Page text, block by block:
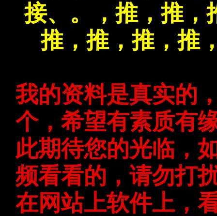
接、。，推，推，
推，推，推，推
我的资料是真实的
个，希望有素质有
此期待您的光临，
频看看的，请勿打
在网站上软件上，